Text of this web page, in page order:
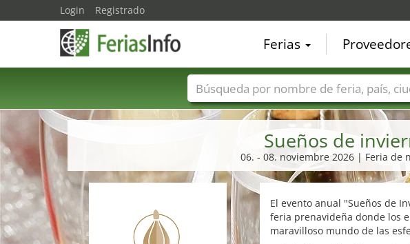
Sueños de
06. - 08. noviembre 2026 | Feria de
El evento anual "Sueños de
feria prenavideña donde los
maravilloso mundo de las
Login Registrado
Ferias
Nombres de ferias Países Ciudades